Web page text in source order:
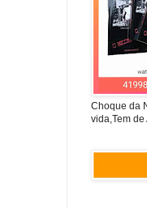
Choque da
vida,Tem